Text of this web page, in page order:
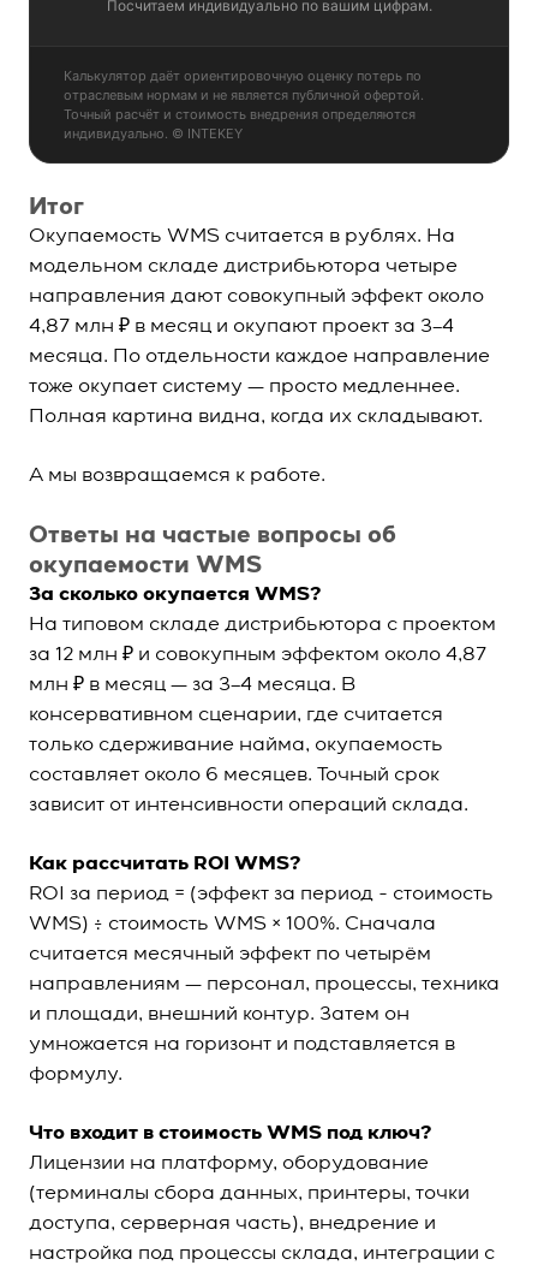
Посчитаем индивидуально по вашим цифрам.
Калькулятор даёт ориентировочную оценку потерь по
отраслевым нормам и не является публичной офертой.
Точный расчёт и стоимость внедрения определяются
индивидуально. © INTEKEY
Итог
Окупаемость WMS считается в рублях. На
модельном складе дистрибьютора четыре
направления дают совокупный эффект около
4,87 млн ₽ в месяц и окупают проект за 3–4
месяца. По отдельности каждое направление
тоже окупает систему — просто медленнее.
Полная картина видна, когда их складывают.
А мы возвращаемся к работе.
Ответы на частые вопросы об
окупаемости WMS
За сколько окупается WMS?
На типовом складе дистрибьютора с проектом
за 12 млн ₽ и совокупным эффектом около 4,87
млн ₽ в месяц — за 3–4 месяца. В
консервативном сценарии, где считается
только сдерживание найма, окупаемость
составляет около 6 месяцев. Точный срок
зависит от интенсивности операций склада.
Как рассчитать ROI WMS?
ROI за период = (эффект за период − стоимость
WMS) ÷ стоимость WMS × 100%. Сначала
считается месячный эффект по четырём
направлениям — персонал, процессы, техника
и площади, внешний контур. Затем он
умножается на горизонт и подставляется в
формулу.
Что входит в стоимость WMS под ключ?
Лицензии на платформу, оборудование
(терминалы сбора данных, принтеры, точки
доступа, серверная часть), внедрение и
настройка под процессы склада, интеграции с